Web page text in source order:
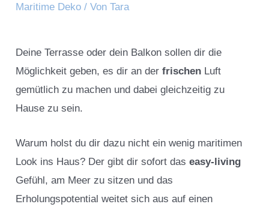
Maritime Deko / VonTara
Deine Terrasse oder dein Balkon sollen dir die
Möglichkeit geben, es dir an derfrischen Luft
gemütlich zu machen und dabei gleichzeitig zu
Hause zu sein.
Warum holst du dir dazu nicht ein wenig maritimen
Look ins Haus? Der gibt dir sofort daseasy-living
Gefühl, am Meer zu sitzen und das
Erholungspotential weitet sich aus auf einen